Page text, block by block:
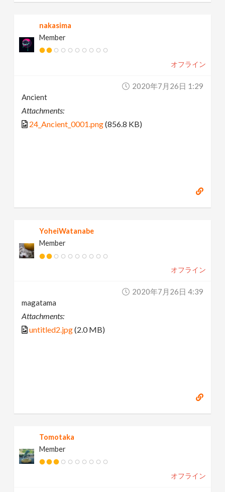
nakasima
Member
オフライン
2020年7月26日 1:29
Ancient
Attachments:
24_Ancient_0001.png(856.8 KB)
YoheiWatanabe
Member
オフライン
2020年7月26日 4:39
magatama
Attachments:
untitled2.jpg(2.0 MB)
Tomotaka
Member
オフライン